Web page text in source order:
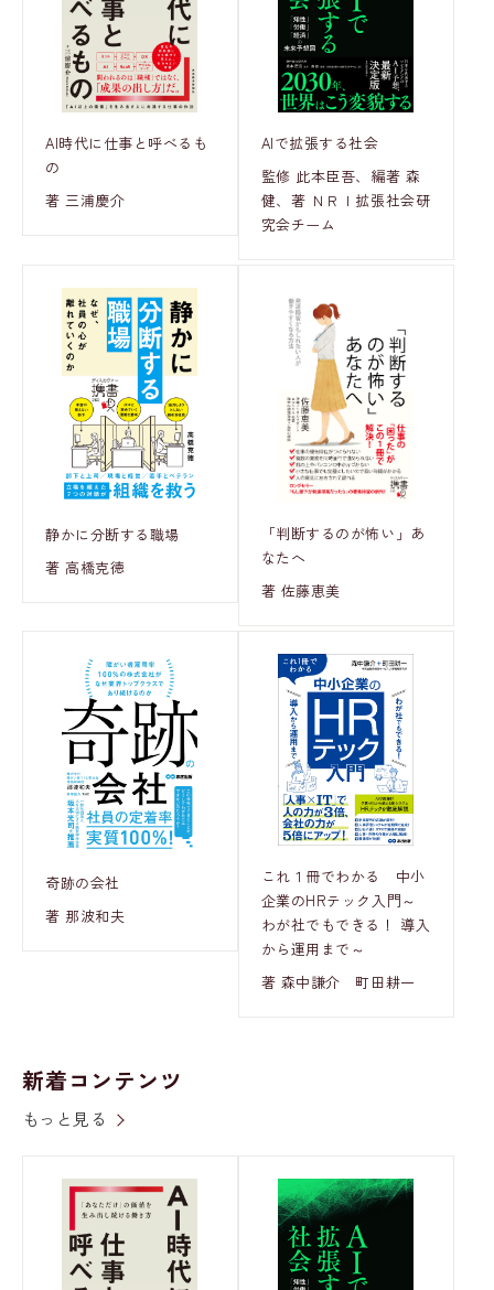
AI時代に仕事と呼べるも
の
著 三浦慶介
AIで拡張する社会
監修 此本臣吾、編著 森
健、著 ＮＲＩ拡張社会研
究会チーム
静かに分断する職場
著 高橋克徳
「判断するのが怖い」あ
なたへ
著 佐藤恵美
奇跡の会社
著 那波和夫
これ１冊でわかる 中小
企業のHRテック入門～
わが社でもできる！ 導入
から運用まで～
著 森中謙介 町田耕一
新着コンテンツ
もっと見る